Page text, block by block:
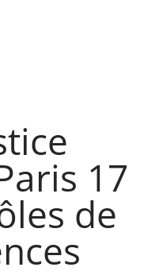
17
de